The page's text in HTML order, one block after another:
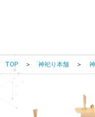
TOP ＞ 神祀り本舗 ＞